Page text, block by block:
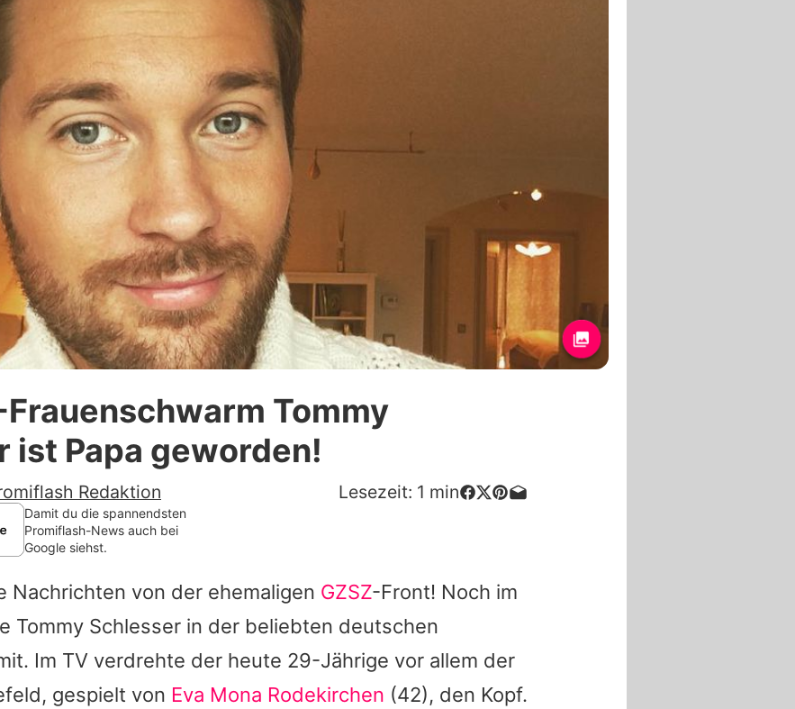
Familie & Liebe
Promiflash Exklusiv
Alle Themen auf Promiflash
App runterladen
Team
Redaktionelle Richtlinien
Impressum
Datenschutzerklärung
Nutzungsbedingungen
Utiq verwalten
Frauenschwarm Tommy
ist Papa geworden!
Redaktion Lesezeit: 1 min
Damit du die spannendsten
Promiflash-News auch bei
Google siehst.
Nachrichten von der ehemaligen GZSZ-Front! Noch im
Tommy Schlesser in der beliebten deutschen
Im TV verdrehte der heute 29-Jährige vor allem der
gespielt von Eva Mona Rodekirchen (42), den Kopf.